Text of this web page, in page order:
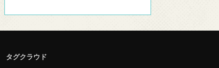
タグクラウド